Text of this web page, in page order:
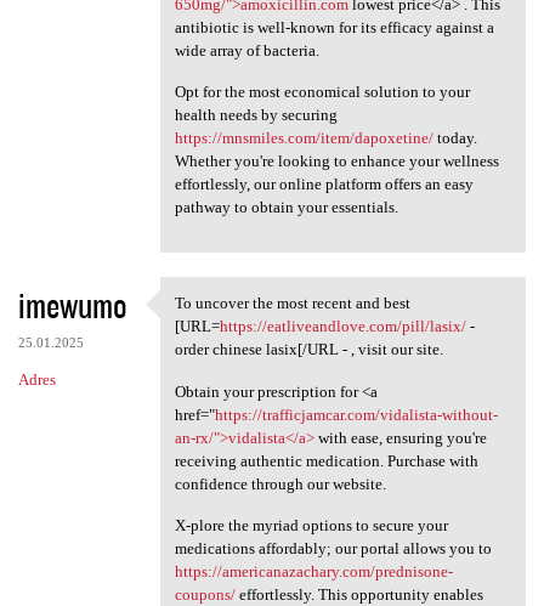
650mg/">amoxicillin.comlowest price</a> . This
antibiotic is well-known for its efficacy against a
wide array of bacteria.
Opt for the most economical solution to your
health needs by securing
https://mnsmiles.com/item/dapoxetine/today.
Whether you're looking to enhance your wellness
effortlessly, our online platform offers an easy
pathway to obtain your essentials.
imewumo
25.01.2025
Adres
To uncover the most recent
To uncover the most recent and best
[URL=https://eatliveandlove.com/pill/lasix/-
order chinese lasix[/URL - , visit our site.
Obtain your prescription for <a
href="https://trafficjamcar.com/vidalista-without-
an-rx/">vidalista</a>with ease, ensuring you're
receiving authentic medication. Purchase with
confidence through our website.
X-plore the myriad options to secure your
medications affordably; our portal allows you to
https://americanazachary.com/prednisone-
coupons/effortlessly. This opportunity enables